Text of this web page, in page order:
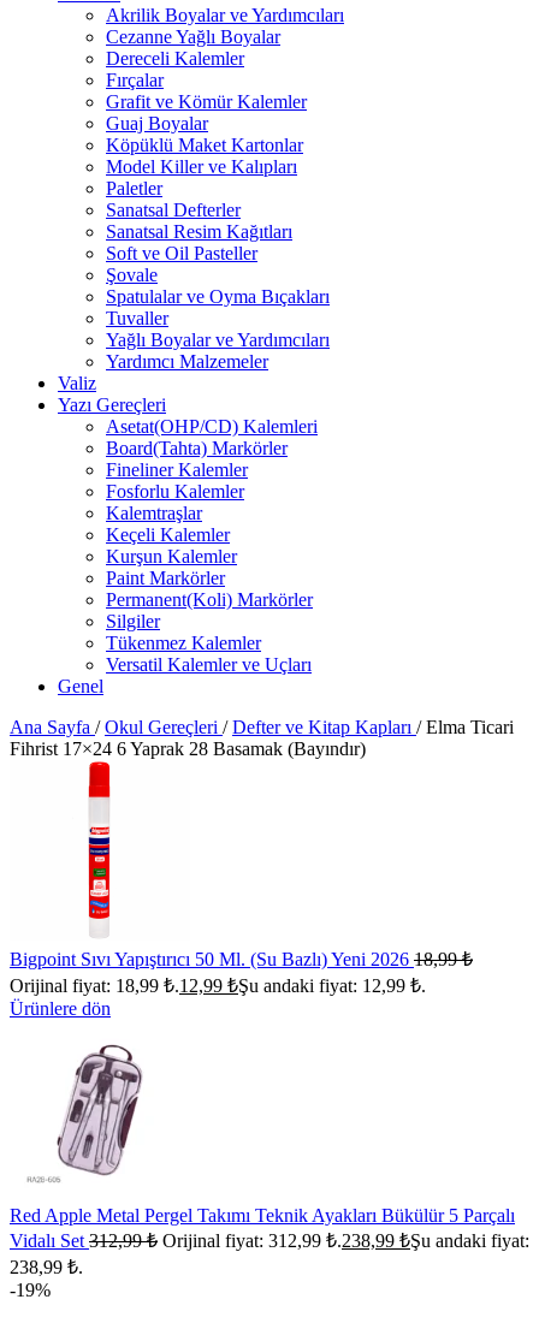
Akrilik Boyalar ve Yardımcıları
Cezanne Yağlı Boyalar
Dereceli Kalemler
Fırçalar
Grafit ve Kömür Kalemler
Guaj Boyalar
Köpüklü Maket Kartonlar
Model Killer ve Kalıpları
Paletler
Sanatsal Defterler
Sanatsal Resim Kağıtları
Soft ve Oil Pasteller
Şovale
Spatulalar ve Oyma Bıçakları
Tuvaller
Yağlı Boyalar ve Yardımcıları
Yardımcı Malzemeler
Valiz
Yazı Gereçleri
Asetat(OHP/CD) Kalemleri
Board(Tahta) Markörler
Fineliner Kalemler
Fosforlu Kalemler
Kalemtraşlar
Keçeli Kalemler
Kurşun Kalemler
Paint Markörler
Permanent(Koli) Markörler
Silgiler
Tükenmez Kalemler
Versatil Kalemler ve Uçları
Genel
Ana Sayfa / Okul Gereçleri / Defter ve Kitap Kapları / Elma Ticari
Fihrist 17×24 6 Yaprak 28 Basamak (Bayındır)
Bigpoint Sıvı Yapıştırıcı 50 Ml. (Su Bazlı) Yeni 2026 18,99₺
Orijinal fiyat: 18,99 ₺.12,99 ₺Şu andaki fiyat: 12,99 ₺.
Ürünlere dön
Red Apple Metal Pergel Takımı Teknik Ayakları Bükülür 5 Parçalı
Vidalı Set 312,99₺ Orijinal fiyat: 312,99 ₺.238,99 ₺Şu andaki fiyat:
238,99 ₺.
-19%